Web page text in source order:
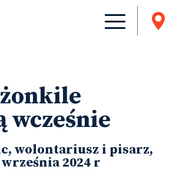
wcześnie
wolontariusz i pisarz,
2024 r